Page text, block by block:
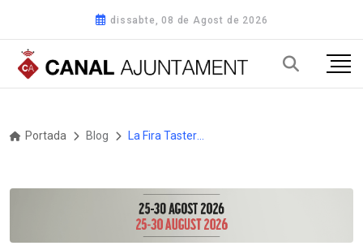
dissabte, 08 de Agost de 2026
Portada Blog